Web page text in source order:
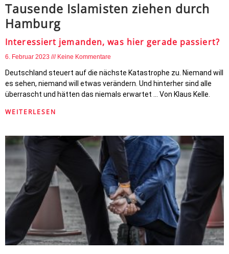
Tausende Islamisten ziehen durch
Hamburg
Interessiert jemanden, was hier gerade passiert?
6. Februar 2023 Keine Kommentare
Deutschland steuert auf die nächste Katastrophe zu. Niemand will
es sehen, niemand will etwas verändern. Und hinterher sind alle
überrascht und hätten das niemals erwartet … Von Klaus Kelle.
WEITERLESEN